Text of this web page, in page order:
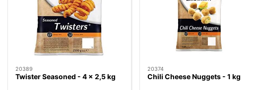
20389
Twister Seasoned - 4 x 2,5 kg
20374
Chili Cheese Nuggets - 1 kg